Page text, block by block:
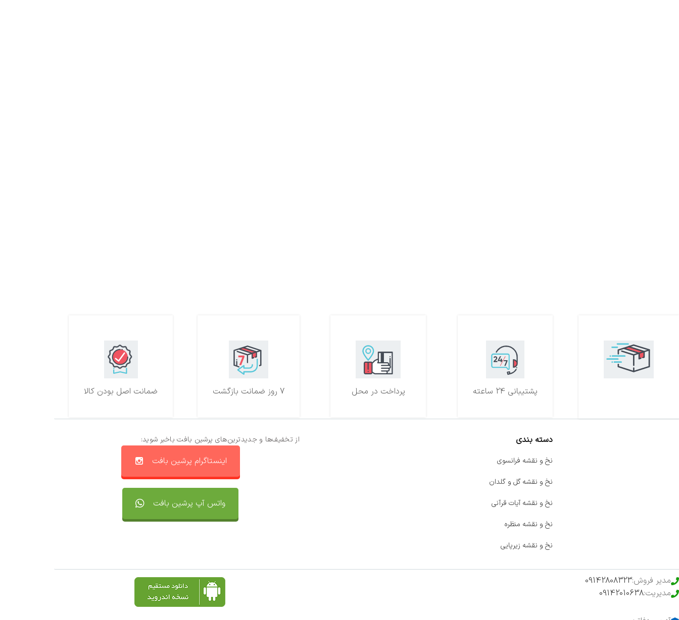
ضمانت اصل بودن کالا 7 روز ضمانت بازگشت پرداخت در محل پشتیبانی 24 ساعته
از تخفیف‌ها و جدیدترین‌های پرشین بافت باخبر شوید:
اینستاگرام پرشین بافت
واتس آپ پرشین بافت
دسته بندی
نخ و نقشه فرانسوی
نخ و نقشه گل و گلدان
نخ و نقشه آیات قرآنی
نخ و نقشه منظره
نخ و نقشه زیرپایی
مدیر فروش:09142808323
مدیریت:09142010638